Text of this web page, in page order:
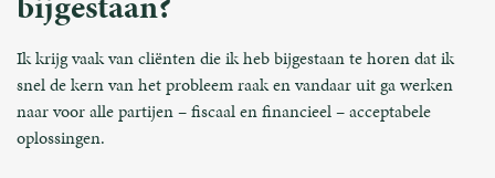
Ik krijg vaak van cliënten die ik heb bijgestaan te horen dat ik
snel de kern van het probleem raak en vandaar uit ga werken
naar voor alle partijen – fiscaal en financieel – acceptabele
oplossingen.